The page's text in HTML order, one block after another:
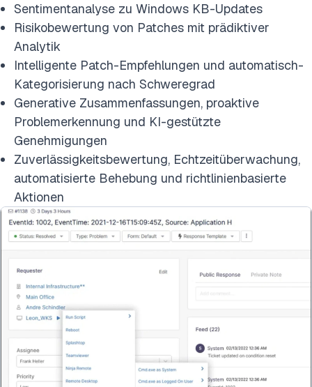
Sentimentanalyse zu Windows KB-Updates
Risikobewertung von Patches mit prädiktiver
Analytik
Intelligente Patch-Empfehlungen und automatisch-
Kategorisierung nach Schweregrad
Generative Zusammenfassungen, proaktive
Problemerkennung und KI-gestützte
Genehmigungen
Zuverlässigkeitsbewertung, Echtzeitüberwachung,
automatisierte Behebung und richtlinienbasierte
Aktionen